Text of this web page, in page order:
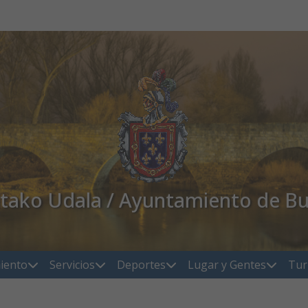
Udala / Ayuntamiento de
Servicios Deportes Lugar y Gentes